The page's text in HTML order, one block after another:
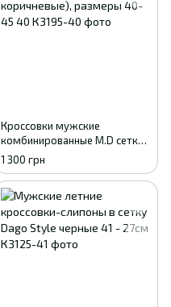
Кроссовки мужские
комбинированные M.D сетка/
замша (бежево-коричневые),
размеры 40-45 40
1 300 грн